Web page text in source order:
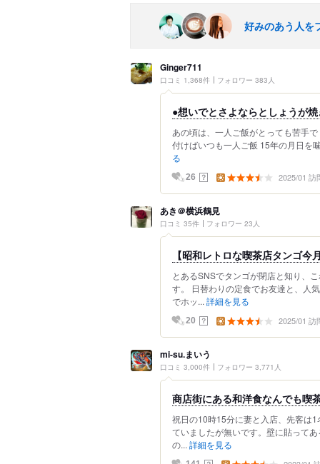
好みのあう人を
Ginger711
口コミ 1,368件 フォロワー 383人
●想いでとさよならとしょうが
あの頃は、一人ご飯がとっても苦手
付けばいつも一人ご飯 15年の月日を
る
26 ？ 2025/01 訪
あき＠横浜鶴見
口コミ 35件 フォロワー 23人
【昭和レトロな喫茶店タンゴ今
とあるSNSでタンゴが閉店と知り、
す。 日替わりの定食でお友達と、人
でホッ... 詳細を見る
20 ？ 2025/01 訪
mi-su.まいう
口コミ 3,000件 フォロワー 3,771人
商店街にある和洋食なんでも喫
祝日の10時15分に妻と入店、先客は
ていましたが無いです。壁に貼って
の... 詳細を見る